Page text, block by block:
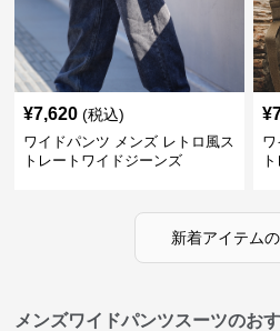
¥7,620 (税込)
ワイドパンツ メンズ レトロ風ス
トレートワイドジーンズ
¥
新着アイテム
メンズワイドパンツスーツのお